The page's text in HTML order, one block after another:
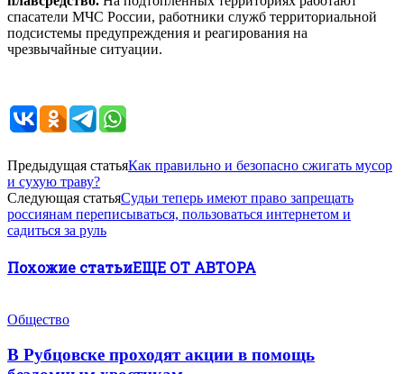
спасатели МЧС России, работники служб территориальной
подсистемы предупреждения и реагирования на
чрезвычайные ситуации.
Предыдущая статьяКак правильно и безопасно сжигать мусор
и сухую траву?
Следующая статьяСудьи теперь имеют право запрещать
россиянам переписываться, пользоваться интернетом и
садиться за руль
Похожие статьиЕЩЕ ОТ АВТОРА
Общество
В Рубцовске проходят акции в помощь